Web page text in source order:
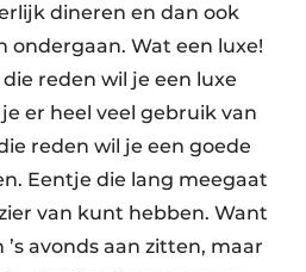
dineren en dan ook
ondergaan. Wat een luxe!
reden wil je een luxe
er heel veel gebruik van
reden wil je een goede
Eentje die lang meegaat
van kunt hebben. Want
avonds aan zitten, maar